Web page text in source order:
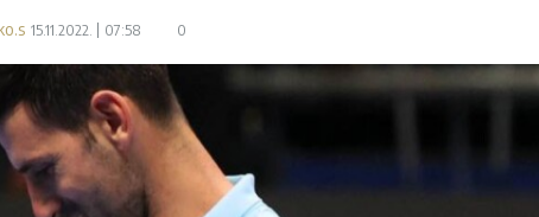
15.11.2022. 07:58 0